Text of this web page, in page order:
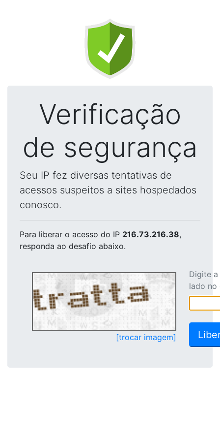
Verificação
de segurança
Seu IP fez diversas tentativas de
acessos suspeitos a sites hospedados
conosco.
Para liberar o acesso do IP 216.73.216.38,
responda ao desafio abaixo.
[trocar imagem]
Digite
lado no